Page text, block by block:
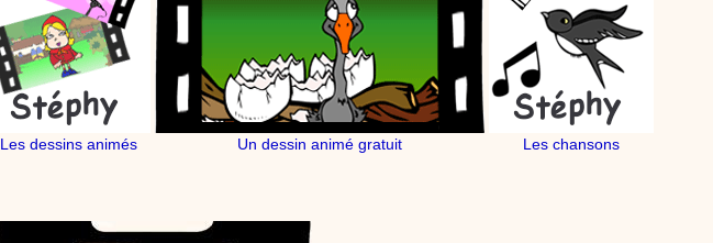
chante la brosse. De la musique en image pour apprendre facilement la chanson. Une animation de la
chanson pour enfants La Brosse à dents
Proposer une vidéo
Les dessins animés Un dessin animé gratuit Les chansons